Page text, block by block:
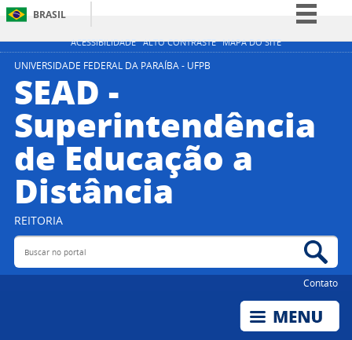
ACESSIBILIDADE ALTO CONTRASTE MAPA DO SITE
BRASIL
Simplifique!
Acesso à informação
Legislação
Canais
UNIVERSIDADE FEDERAL DA PARAÍBA - UFPB
SEAD -
Superintendência
de Educação a
Distância
REITORIA
Buscar no portal
Contato